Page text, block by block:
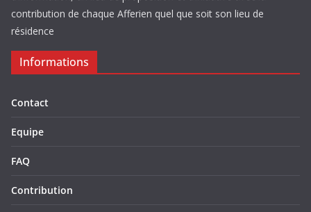
contribution de chaque Afferien quel que soit son lieu de
résidence
Informations
Contact
Equipe
FAQ
Contribution